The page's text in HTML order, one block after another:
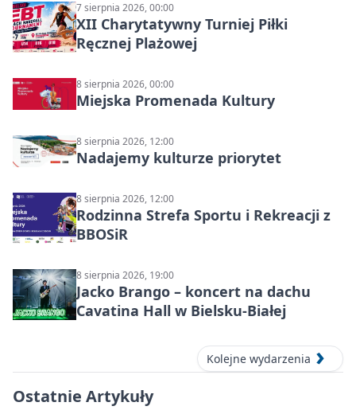
7 sierpnia 2026, 00:00
XII Charytatywny Turniej Piłki
Ręcznej Plażowej
8 sierpnia 2026, 00:00
Miejska Promenada Kultury
8 sierpnia 2026, 12:00
Nadajemy kulturze priorytet
8 sierpnia 2026, 12:00
Rodzinna Strefa Sportu i Rekreacji z
BBOSiR
8 sierpnia 2026, 19:00
Jacko Brango – koncert na dachu
Cavatina Hall w Bielsku-Białej
Kolejne wydarzenia
Ostatnie Artykuły